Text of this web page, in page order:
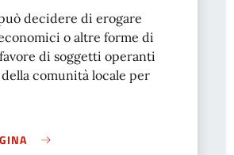
decidere di erogare
o altre forme di
di soggetti operanti
della comunità locale per